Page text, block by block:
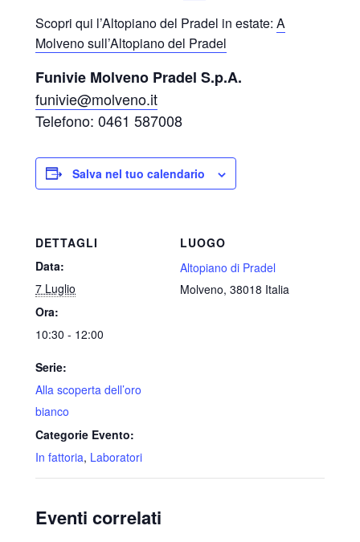
Scopri qui l’Altopiano del Pradel in estate: A
Molveno sull’Altopiano del Pradel
Funivie Molveno Pradel S.p.A.
funivie@molveno.it
Telefono: 0461 587008
Salva nel tuo calendario
DETTAGLI
Data:
7 Luglio
Ora:
10:30 - 12:00
Serie:
Alla scoperta dell’oro
bianco
Categorie Evento:
In fattoria, Laboratori
LUOGO
Altopiano di Pradel
Molveno, 38018 Italia
Eventi correlati